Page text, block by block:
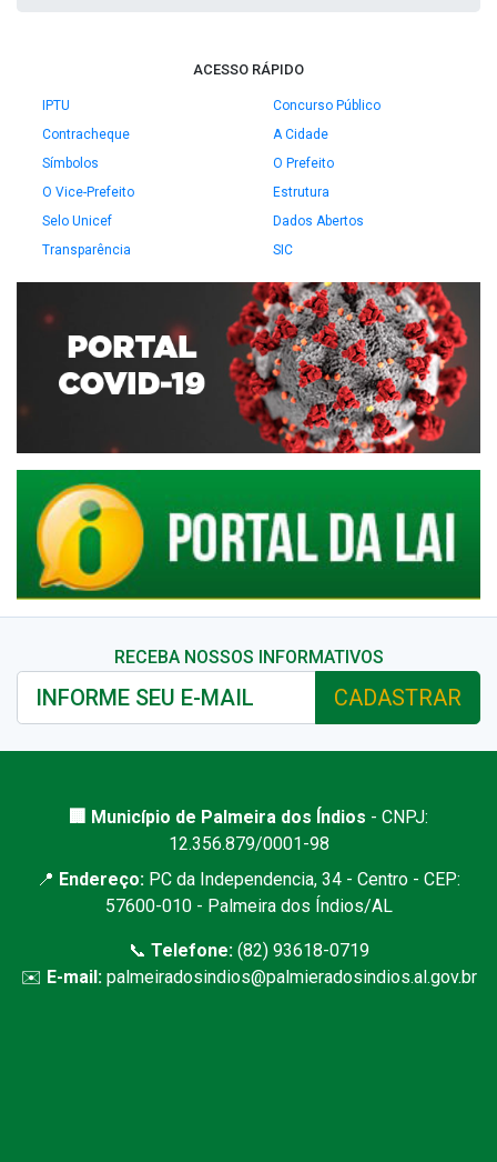
ACESSO RÁPIDO
IPTU
Concurso Público
Contracheque
A Cidade
Símbolos
O Prefeito
O Vice-Prefeito
Estrutura
Selo Unicef
Dados Abertos
Transparência
SIC
RECEBA NOSSOS INFORMATIVOS
CADASTRAR
🏢 Município de Palmeira dos Índios - CNPJ:
12.356.879/0001-98
📍 Endereço: PC da Independencia, 34 - Centro - CEP:
57600-010 - Palmeira dos Índios/AL
📞 Telefone:(82) 93618-0719
✉️ E-mail: palmeiradosindios@palmieradosindios.al.gov.br